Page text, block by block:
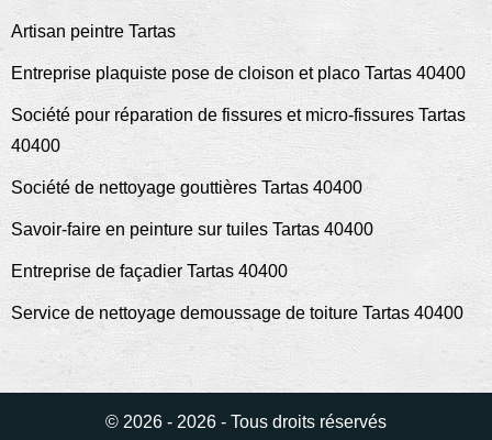
Artisan peintre Tartas
Entreprise plaquiste pose de cloison et placo Tartas 40400
Société pour réparation de fissures et micro-fissures Tartas
40400
Société de nettoyage gouttières Tartas 40400
Savoir-faire en peinture sur tuiles Tartas 40400
Entreprise de façadier Tartas 40400
Service de nettoyage demoussage de toiture Tartas 40400
© 2026 - 2026 - Tous droits réservés